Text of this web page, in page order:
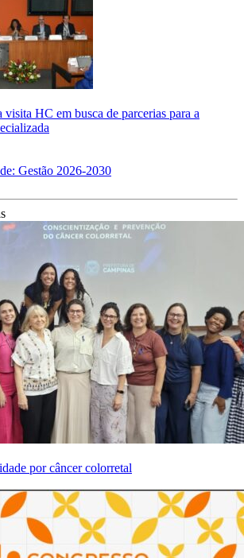
HC em busca de parcerias para a
Gestão 2026-2030
por câncer colorretal